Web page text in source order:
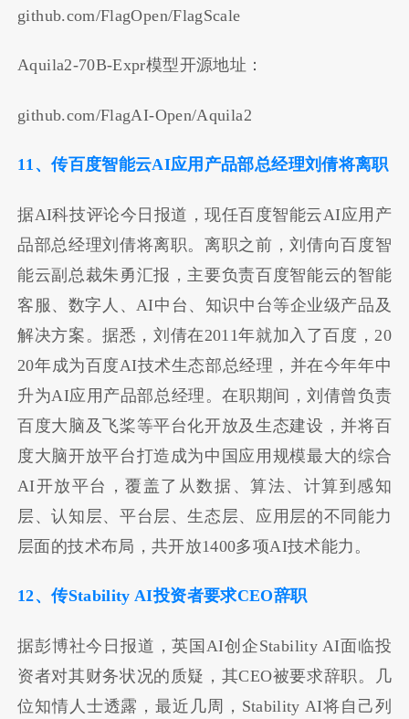
github.com/FlagOpen/FlagScale
Aquila2-70B-Expr模型开源地址：
github.com/FlagAI-Open/Aquila2
11、传百度智能云AI应用产品部总经理刘倩将离职
据AI科技评论今日报道，现任百度智能云AI应用产
品部总经理刘倩将离职。离职之前，刘倩向百度智
能云副总裁朱勇汇报，主要负责百度智能云的智能
客服、数字人、AI中台、知识中台等企业级产品及
解决方案。据悉，刘倩在2011年就加入了百度，20
20年成为百度AI技术生态部总经理，并在今年年中
升为AI应用产品部总经理。在职期间，刘倩曾负责
百度大脑及飞桨等平台化开放及生态建设，并将百
度大脑开放平台打造成为中国应用规模最大的综合
AI开放平台，覆盖了从数据、算法、计算到感知
层、认知层、平台层、生态层、应用层的不同能力
层面的技术布局，共开放1400多项AI技术能力。
12、传Stability AI投资者要求CEO辞职
据彭博社今日报道，英国AI创企Stability AI面临投
资者对其财务状况的质疑，其CEO被要求辞职。几
位知情人士透露，最近几周，Stability AI将自己列